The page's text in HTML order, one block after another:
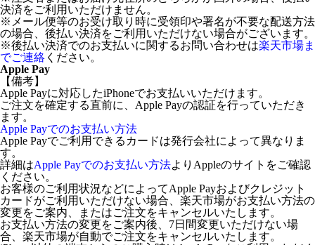
決済をご利用いただけません。
※メール便等のお受け取り時に受領印や署名が不要な配送方法
の場合、後払い決済をご利用いただけない場合がございます。
※後払い決済でのお支払いに関するお問い合わせは楽天市場ま
でご連絡 ください。
Apple Pay
【備考】
Apple Payに対応したiPhoneでお支払いいただけます。
ご注文を確定する直前に、Apple Payの認証を行っていただき
ます。
Apple Payでのお支払い方法
Apple Payでご利用できるカードは発行会社によって異なりま
す。
詳細はApple Payでのお支払い方法よりAppleのサイトをご確認
ください。
お客様のご利用状況などによってApple Payおよびクレジット
カードがご利用いただけない場合、楽天市場がお支払い方法の
変更をご案内、またはご注文をキャンセルいたします。
お支払い方法の変更をご案内後、7日間変更いただけない場
合、楽天市場が自動でご注文をキャンセルいたします。